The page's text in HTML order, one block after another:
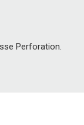
Perforation.